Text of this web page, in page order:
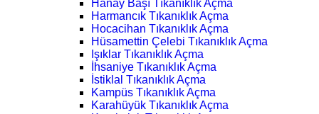
Hanay Başı Tıkanıklık Açma
Harmancık Tıkanıklık Açma
Hocacihan Tıkanıklık Açma
Hüsamettin Çelebi Tıkanıklık Açma
Işıklar Tıkanıklık Açma
İhsaniye Tıkanıklık Açma
İstiklal Tıkanıklık Açma
Kampüs Tıkanıklık Açma
Karahüyük Tıkanıklık Açma